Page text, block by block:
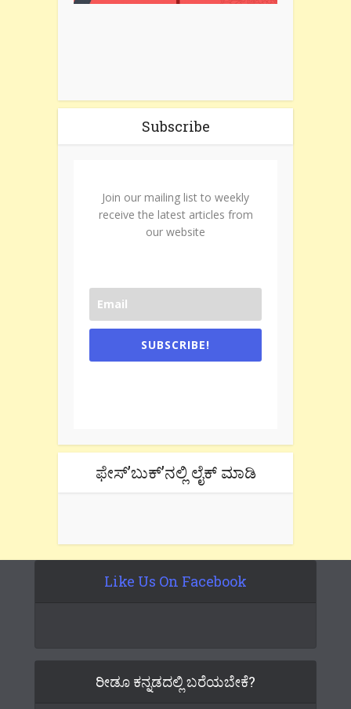
Subscribe
Join our mailing list to weekly
receive the latest articles from
our website
SUBSCRIBE!
ಫೇಸ್’ಬುಕ್’ನಲ್ಲಿ ಲೈಕ್ ಮಾಡಿ
Like Us On Facebook
ರೀಡೂ ಕನ್ನಡದಲ್ಲಿ ಬರೆಯಬೇಕೆ?